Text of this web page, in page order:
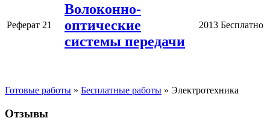
Реферат 21
Волоконно-
оптические
системы передачи
2013 Бесплатно
Готовые работы » Бесплатные работы » Электротехника
Отзывы